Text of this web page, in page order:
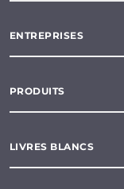
ENTREPRISES
PRODUITS
LIVRES BLANCS